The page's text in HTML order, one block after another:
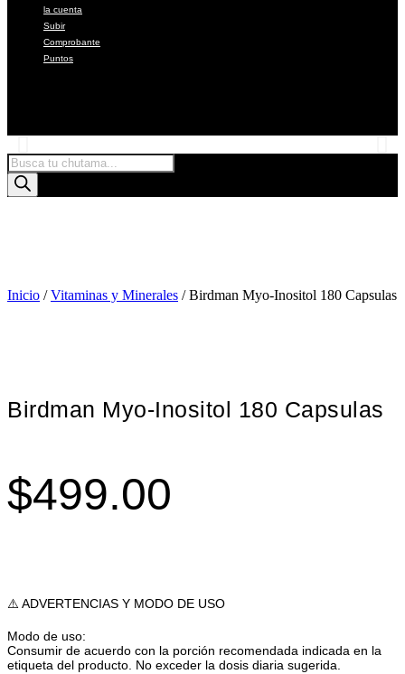
la cuenta
Subir
Comprobante
Puntos
Products
search
Inicio /Vitaminas y Minerales / Birdman Myo-Inositol 180 Capsulas
Birdman Myo-Inositol 180 Capsulas
$499.00
⚠️ ADVERTENCIAS Y MODO DE USO
Modo de uso:
Consumir de acuerdo con la porción recomendada indicada en la
etiqueta del producto. No exceder la dosis diaria sugerida.